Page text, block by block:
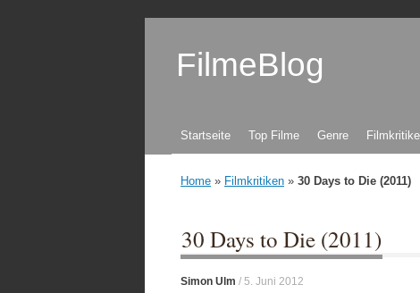
FilmeBlog
Zum Inhalt springen
Startseite Top Filme Genre
Home » Filmkritiken » 30 Days to Die (2011)
30 Days to Die (2011)
Simon Ulm / 5. Juni 2012